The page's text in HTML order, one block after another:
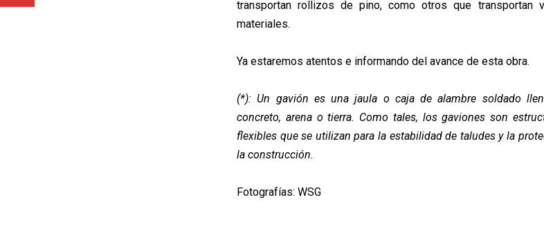
transportan rollizos de pino, como otros que
materiales.
Ya estaremos atentos e informando del avance de esta obra.
(*): Un gavión es una jaula o caja de alambre soldado
concreto, arena o tierra. Como tales, los gaviones son
flexibles que se utilizan para la estabilidad de taludes y la
la construcción.
Fotografías: WSG